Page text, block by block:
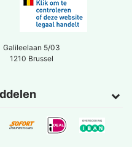
Galileelaan 5/03
1210 Brussel